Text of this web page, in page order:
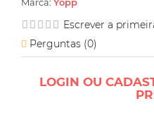
Escrever a
Perguntas (0)
LOGIN OU